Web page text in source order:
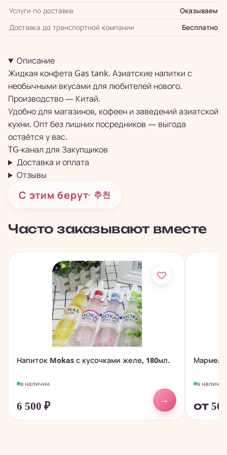
Услуги по доставке
Оказываем
Доставка до транспортной компании
Бесплатно
Описание
Жидкая конфета Gas tank. Азиатские напитки с
необычными вкусами для любителей нового.
Производство — Китай.
Удобно для магазинов, кофеен и заведений азиатской
кухни. Опт без лишних посредников — выгода
остаётся у вас.
TG-канал для Закупщиков
Доставка и оплата
Отзывы
С этим берут· 추천
Часто заказывают вместе
Напиток Mokas с кусочками желе, 180мл.
в наличии
6 500 ₽
→
в наличии
от